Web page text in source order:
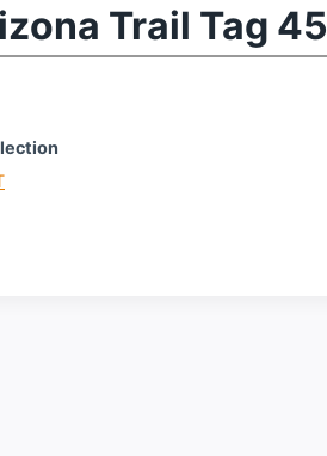
Trail Tag 45